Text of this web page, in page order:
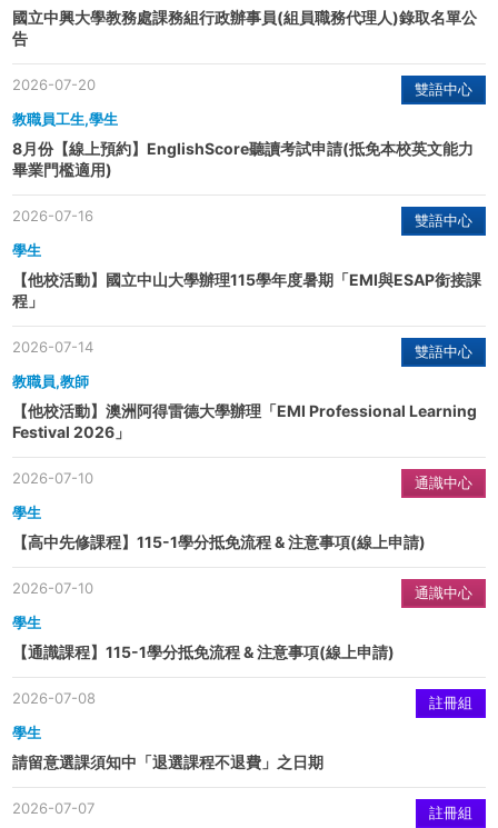
國立中興大學教務處課務組行政辦事員(組員職務代理人)錄取名單公
告
雙語中心
教職員工生,學生
2026-07-20
8月份【線上預約】EnglishScore聽讀考試申請(抵免本校英文能力
畢業門檻適用)
雙語中心
學生
2026-07-16
【他校活動】國立中山大學辦理115學年度暑期「EMI與ESAP銜接課
程」
雙語中心
教職員,教師
2026-07-14
【他校活動】澳洲阿得雷德大學辦理「EMI Professional Learning
Festival 2026」
通識中心
學生
2026-07-10
【高中先修課程】115-1學分抵免流程 & 注意事項(線上申請)
通識中心
學生
2026-07-10
【通識課程】115-1學分抵免流程 & 注意事項(線上申請)
註冊組
學生
2026-07-08
請留意選課須知中「退選課程不退費」之日期
註冊組
2026-07-07